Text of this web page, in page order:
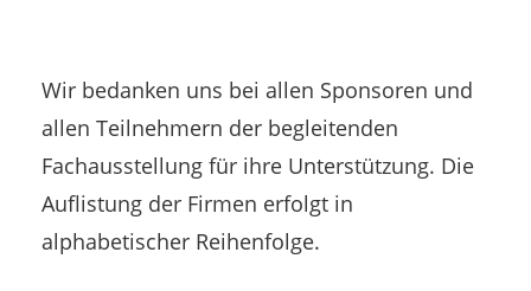
Wir bedanken uns bei allen Sponsoren und
allen Teilnehmern der begleitenden
Fachausstellung für ihre Unterstützung. Die
Auflistung der Firmen erfolgt in
alphabetischer Reihenfolge.